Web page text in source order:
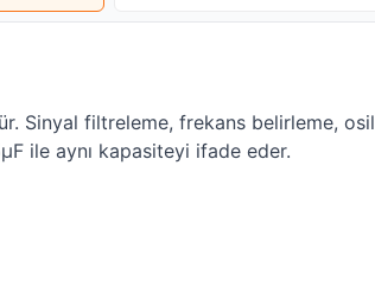
Sinyal filtreleme, frekans belirleme,
ile aynı kapasiteyi ifade eder.